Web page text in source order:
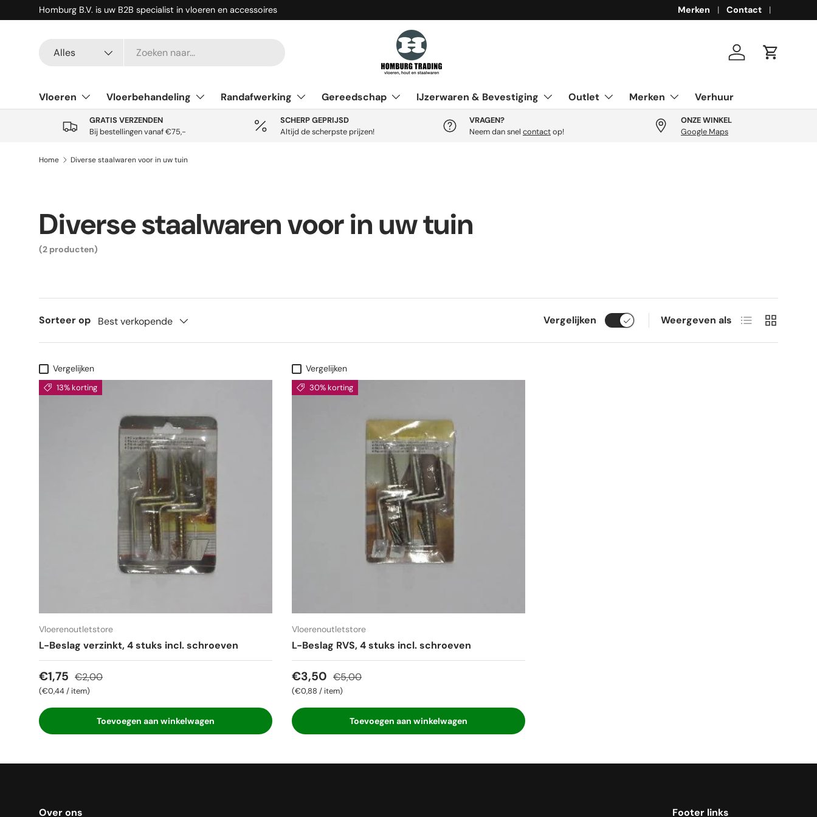
Ga naar inhoud
Homburg B.V. is uw B2B specialist in vloeren en accessoires Merken Contact
Alles Inloggen
Vloeren Vloerbehandeling Randafwerking Gereedschap IJzerwaren & Bevestiging Outlet Merken Verhuur
GRATIS VERZENDEN
Bij bestellingen vanaf €75,-
SCHERP GEPRIJSD
Altijd de scherpste prijzen!
VRAGEN?
Neem dan snel contactop!
ONZE WINKEL
Google Maps
Home Diverse staalwaren voor in uw tuin
Diverse staalwaren voor in uw tuin
(2 producten)
Sorteer op Best verkopende Vergelijken Weergeven als Lijst Raster
Vergelijken
13% korting
Vloerenoutletstore
L-Beslag verzinkt, 4 stuks incl. schroeven
Verkoopprijs
€1,75 Reguliere prijs
€2,00
Eenheid prijs
€0,44/ item
Toevoegen aan winkelwagen
Vergelijken
30% korting
Vloerenoutletstore
L-Beslag RVS, 4 stuks incl. schroeven
Verkoopprijs
€3,50 Reguliere prijs
€5,00
Eenheid prijs
€0,88 / item
Toevoegen aan winkelwagen
Over ons
Footer links